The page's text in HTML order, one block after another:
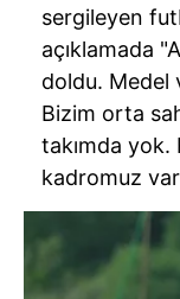
sergileyen
açıklamada
doldu. Medel
Bizim orta
takımda
kadromuz